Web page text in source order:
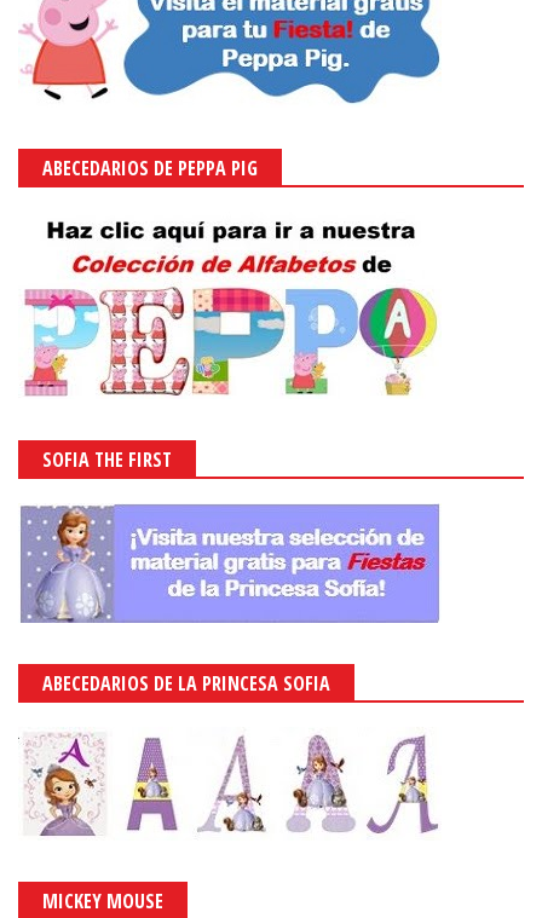
ABECEDARIOS DE PEPPA PIG
SOFIA THE FIRST
ABECEDARIOS DE LA PRINCESA SOFIA
MICKEY MOUSE